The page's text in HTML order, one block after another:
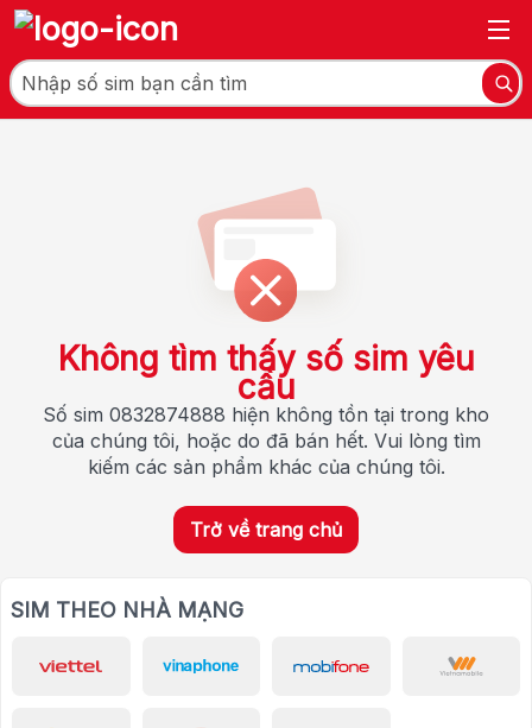
Không tìm thấy số sim yêu
cầu
Số sim 0832874888 hiện không tồn tại trong kho
của chúng tôi, hoặc do đã bán hết. Vui lòng tìm
kiếm các sản phẩm khác của chúng tôi.
Trở về trang chủ
SIM THEO NHÀ MẠNG